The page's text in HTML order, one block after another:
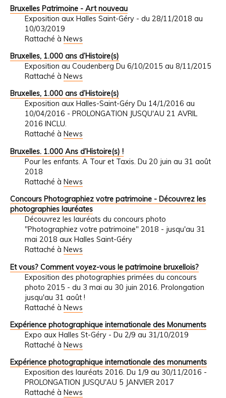
Bruxelles Patrimoine - Art nouveau
Exposition aux Halles Saint-Géry - du 28/11/2018 au
10/03/2019
Rattaché à News
Bruxelles, 1.000 ans d’Histoire(s)
Exposition au Coudenberg Du 6/10/2015 au 8/11/2015
Rattaché à News
Bruxelles, 1.000 ans d’Histoire(s)
Exposition aux Halles-Saint-Géry Du 14/1/2016 au
10/04/2016 - PROLONGATION JUSQU'AU 21 AVRIL
2016 INCLU.
Rattaché à News
Bruxelles. 1.000 Ans d’Histoire(s) !
Pour les enfants. A Tour et Taxis. Du 20 juin au 31 août
2018
Rattaché à News
Concours Photographiez votre patrimoine - Découvrez les
photographies lauréates
Découvrez les lauréats du concours photo
"Photographiez votre patrimoine" 2018 - jusqu'au 31
mai 2018 aux Halles Saint-Géry
Rattaché à News
Et vous? Comment voyez-vous le patrimoine bruxellois?
Exposition des photographies primées du concours
photo 2015 - du 3 mai au 30 juin 2016. Prolongation
jusqu'au 31 août !
Rattaché à News
Expérience photographique internationale des Monuments
Expo aux Halles St-Géry - Du 2/9 au 31/10/2019
Rattaché à News
Expérience photographique internationale des monuments
Exposition des lauréats 2016. Du 1/9 au 30/11/2016 -
PROLONGATION JUSQU'AU 5 JANVIER 2017
Rattaché à News